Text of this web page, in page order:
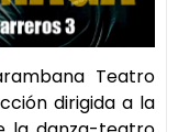
Teatro
dirigida a la